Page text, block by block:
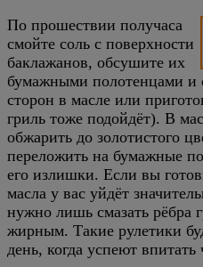
По прошествии получаса
смойте соль с поверхности
баклажанов, обсушите их
бумажными полотенцами и
сторон в масле или
гриль тоже подойдёт). В
обжарить до золотистого
переложить на бумажные
его излишки. Если вы
масла у вас уйдёт
нужно лишь смазать рёбра
жирным. Такие рулетики
день, когда успеют впитать